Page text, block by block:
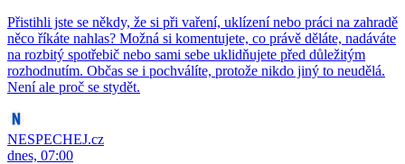
Přistihli jste se někdy, že si při vaření, uklízení nebo práci na zahradě
něco říkáte nahlas? Možná si komentujete, co právě děláte, nadáváte
na rozbitý spotřebič nebo sami sebe uklidňujete před důležitým
rozhodnutím. Občas se i pochválíte, protože nikdo jiný to neudělá.
Není ale proč se stydět.
NESPECHEJ.cz
dnes, 07:00